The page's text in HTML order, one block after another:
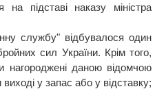
на підставі наказу міністра
службу" відбувалося один
сил України. Крім того,
нагороджені даною відомчою
у запас або у відставку;